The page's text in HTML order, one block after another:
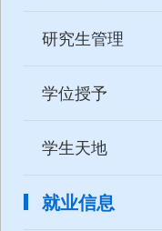
研究生管理
学位授予
学生天地
就业信息